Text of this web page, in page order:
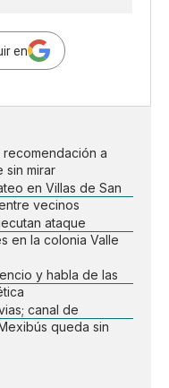
en
a
sin mirar
en Villas de San
vecinos
ataque
en la colonia Valle
y habla de las
canal de
queda sin